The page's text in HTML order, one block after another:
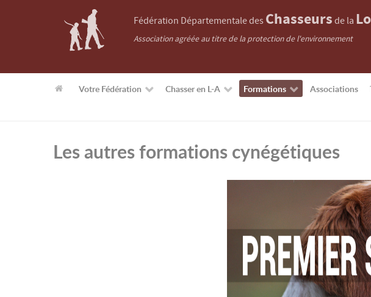
Fédération Départementale des Chasseurs de la
Association agréée au titre de la protection de l'environnement
Votre Fédération Chasser en L-A Formations Associations
Les autres formations cynégétiques